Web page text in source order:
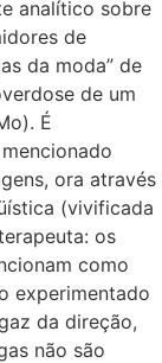
analítico sobre
de
da moda” de
de um
É
ora através
(vivificada
os
como
experimentado
da direção,
não são